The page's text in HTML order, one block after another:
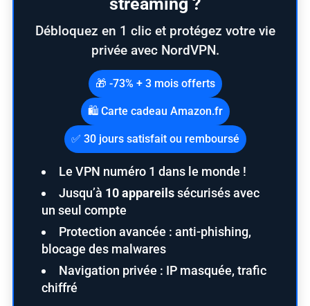
Débloquez en 1 clic et protégez votre vie
privée avec NordVPN.
🎁 -73% + 3 mois offerts
🛍️ Carte cadeau Amazon.fr
✅ 30 jours satisfait ou remboursé
Le VPN numéro 1 dans le monde !
Jusqu’à 10 appareilssécurisés avec
un seul compte
Protection avancée : anti-phishing,
blocage des malwares
Navigation privée : IP masquée, trafic
chiffré